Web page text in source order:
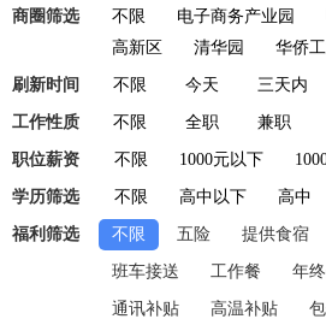
商圈筛选 不限 电子商务产业园
高新区
清华园 华侨
刷新时间 不限 今天 三天内
工作性质 不限 全职 兼职
职位薪资 不限 1000元以下
学历筛选 不限 高中以下 高中
福利筛选 不限 五险 提供食宿
班车接送 工作餐 年
通讯补贴 高温补贴